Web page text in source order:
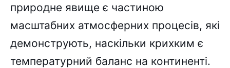
природне явище є частиною
масштабних атмосферних процесів, які
демонструють, наскільки крихким є
температурний баланс на континенті.